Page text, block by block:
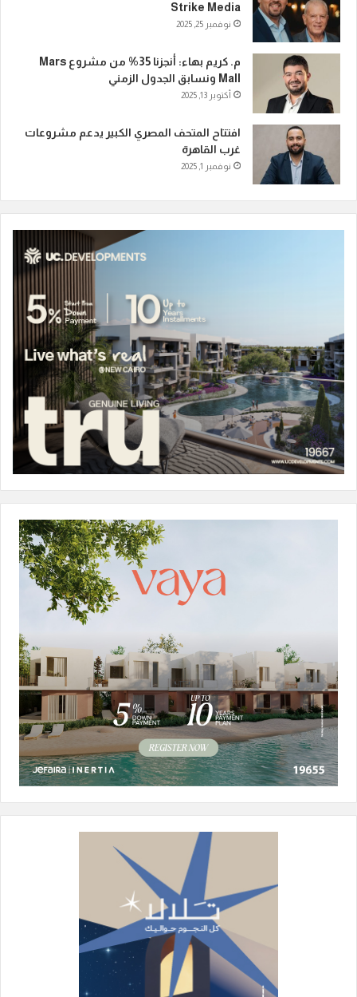
Strike Media
نوفمبر 25, 2025
م. كريم بهاء: أنجزنا 35% من مشروع Mars
Mall ونسابق الجدول الزمني
أكتوبر 13, 2025
افتتاح المتحف المصري الكبير يدعم مشروعات
غرب القاهرة
نوفمبر 1, 2025